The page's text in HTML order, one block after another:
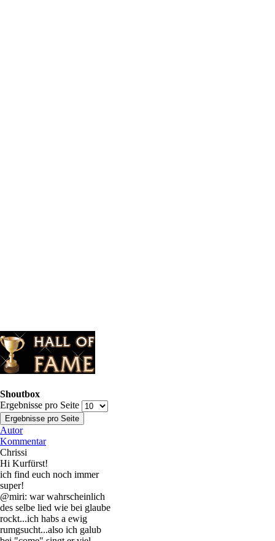
Shoutbox
Ergebnisse pro Seite
Autor
Kommentar
Chrissi
Hi Kurfürst!
ich find euch noch immer
super!
@miri: war wahrscheinlich
des selbe lied wie bei glaube
rockt...ich habs a ewig
rumgsucht...also ich galub